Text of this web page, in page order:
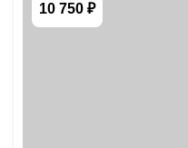
10 750 ₽